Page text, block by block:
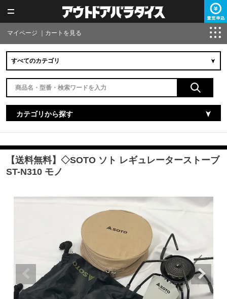
マイページ カートを見る
カテゴリから探す
【送料無料】◇SOTO ソト レギュレーターストーブ
ST-N310 モノ